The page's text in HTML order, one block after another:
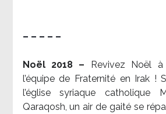
– – – – –
Noël 2018 –
Revivez Noël
l’équipe de Fraternité en Irak !
l’église syriaque catholique
Qaraqosh, un air de gaité se